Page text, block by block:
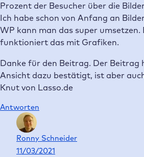
Prozent der Besucher über die
Ich habe schon von Anfang an
WP kann man das super umsetzen.
funktioniert das mit Grafiken.
Danke für den Beitrag. Der Beitrag
Ansicht dazu bestätigt, ist aber
Knut von Lasso.de
Antworten
Ronny Schneider
11/03/2021